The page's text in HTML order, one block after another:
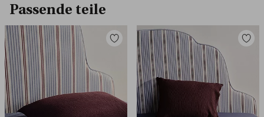
Passende teile
Zu
Favoriten
hinzufügen
Zu